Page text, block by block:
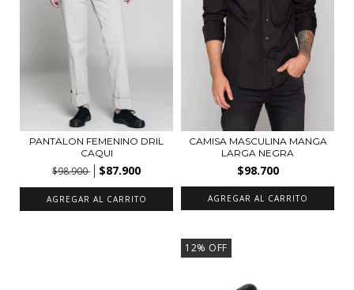
PANTALON FEMENINO DRIL
CAQUI
$98.900 $87.900
AGREGAR AL CARRITO
CAMISA MASCULINA MANGA
LARGA NEGRA
$98.700
AGREGAR AL CARRITO
12% OFF